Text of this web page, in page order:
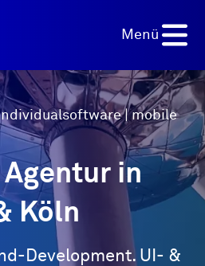
Menü
| mobile
Agentur in
Köln
Development. UI- &